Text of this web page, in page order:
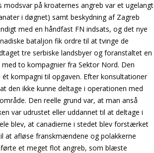
på kroaternes angreb var et ugelangt
i døgnet) samt beskydning af Zagreb
med en håndfast FN indsats, og det nye
bataljon fik ordre til at tvinge de
tre serbiske landsbyer og foranstaltet en
to kompagnier fra Sektor Nord. Den
kompagni til opgaven. Efter konsultationer
den ikke kunne deltage i operationen med
Den reelle grund var, at man anså
var udrustet eller uddannet til at deltage i
blev, at canadierne i stedet blev forstærket
at afløse franskmændene og polakkerne
et meget flot angreb, som blæste